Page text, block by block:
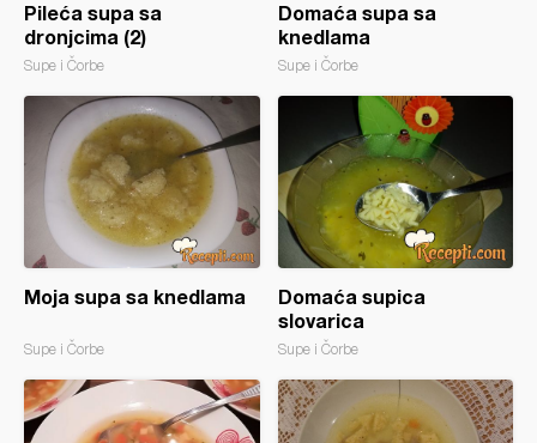
Pileća supa sa
dronjcima (2)
Supe i Čorbe
Domaća supa sa
knedlama
Supe i Čorbe
Moja supa sa knedlama
Supe i Čorbe
Domaća supica
slovarica
Supe i Čorbe